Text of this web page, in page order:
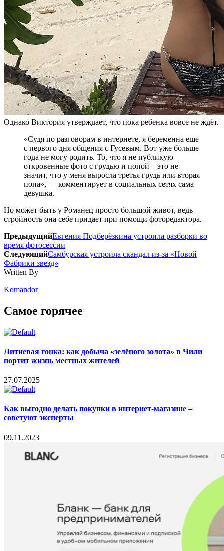
Однако Виктория утверждает, что пока ребенка вовсе не ждёт.
«Судя по разговорам в интернете, я беременна еще
с первого дня общения с Гусевым. Вот уже больше
года не могу родить. То, что я не публикую
откровенные фото с грудью и попой – это не
значит, что у меня выросла третья грудь или вторая
попа», — комментирует в социальных сетях сама
девушка.
Но может быть у Романец просто большой живот, ведь
стройность она себе придает при помощи фоторедактора.
ПредыдущийЕвгения Подберёзкина устроила разборки во
время фотосессии
СледующийСамбурская устроила скандал из-за «Новой
Фабрики звезд»
Written By
Komandor
Самое горячее
Литиевая гонка: как добыча «зелёного золота» в Чили
портит жизнь местных жителей
27.07.2025
Как выгодно делать покупки в интернет-магазине –
советуют эксперты
09.11.2023